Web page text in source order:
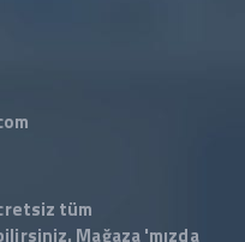
tüm
Mağaza'mızda